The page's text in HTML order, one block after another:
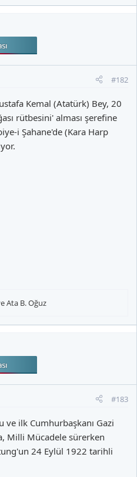
#182
Kemal (Atatürk) Bey, 20
rütbesini' alması şerefine
i Şahane'de (Kara Harp
Ata B. Oğuz
#183
ilk Cumhurbaşkanı Gazi
Milli Mücadele sürerken
24 Eylül 1922 tarihli